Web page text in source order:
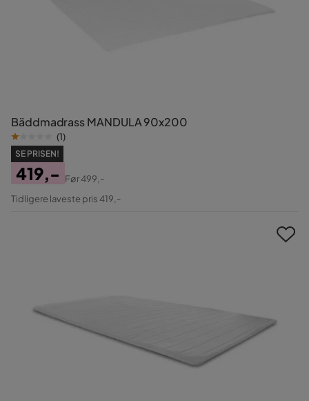
Bäddmadrass MANDULA 90x200
(1)
SE PRISEN!
Pris
419,-
Original
Før499,-
Tidligere laveste pris 419,-